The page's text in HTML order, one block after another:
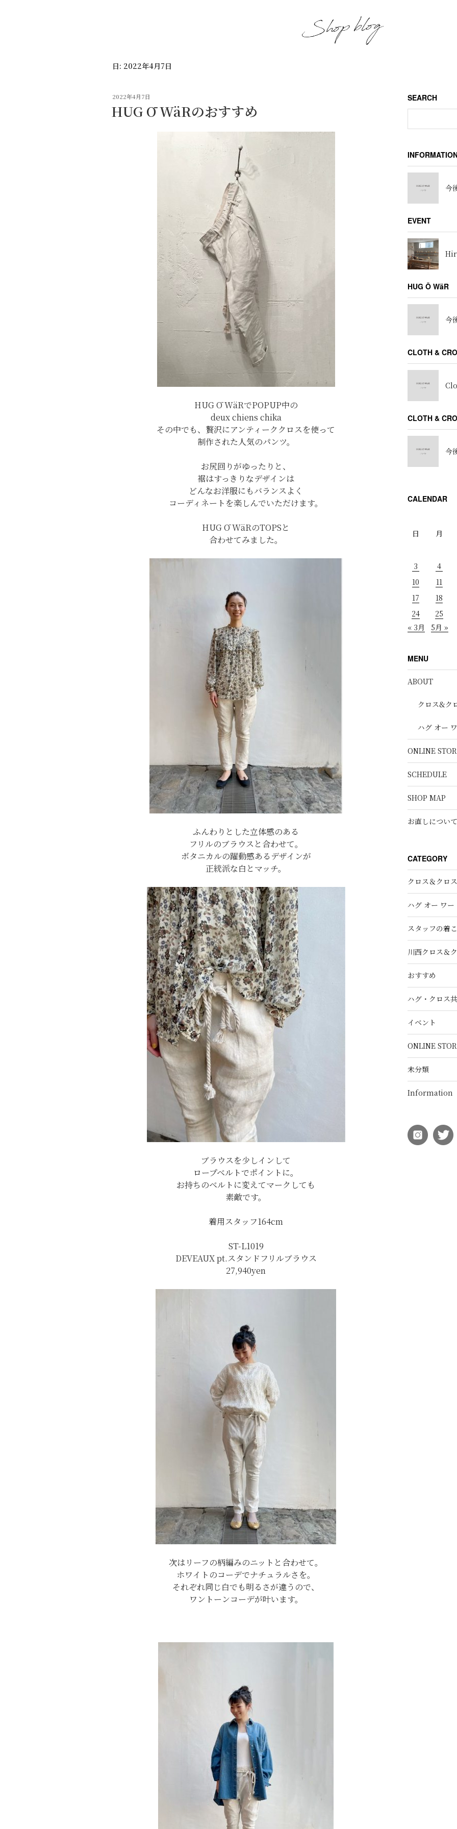
日: 2022年4月7日
投
日:
2022年4月7日
HUG Ō WäRのおすすめ
HUG Ō WäRでPOPUP中の
deux chiens chika
その中でも、贅沢にアンティーククロスを使って
制作された人気のパンツ。
お尻回りがゆったりと、
裾はすっきりなデザインは
どんなお洋服にもバランスよく
コーディネートを楽しんでいただけます。
HUG Ō WäRのTOPSと
合わせてみました。
ふんわりとした立体感のある
フリルのブラウスと合わせて。
ボタニカルの躍動感あるデザインが
正統派な白とマッチ。
ブラウスを少しインして
ロープベルトでポイントに。
お持ちのベルトに変えてマークしても
素敵です。
着用スタッフ164cm
ST-L1019
DEVEAUX pt.スタンドフリルブラウス
27,940yen
次はリーフの柄編みのニットと合わせて。
ホワイトのコーデでナチュラルさを。
それぞれ同じ白でも明るさが違うので、
ワントーンコーデが叶います。
SEARCH
今
EVENT
HUG Ō WäR
今
CLOTH &
CLOTH &
今
CALENDAR
日
月
3
4
10
11
17
18
24
25
« 3月
5月 »
MENU
ABOUT
クロス&ク
ハグ オー
ONLINE
SCHEDULE
SHOP MAP
お直しについて
CATEGORY
クロス＆クロス
ハグ オー ワー
スタッフの着
川西クロス＆
おすすめ
ハグ・クロス
イベント
ONLINE
未分類
Information